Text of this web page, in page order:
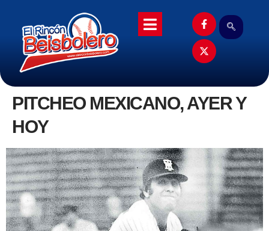
PITCHEO MEXICANO, AYER Y
HOY